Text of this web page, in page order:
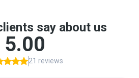
say about us
5.00
21 reviews